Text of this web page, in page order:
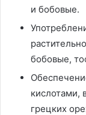
и бобовые.
бобовые,
кислотами,
грецких